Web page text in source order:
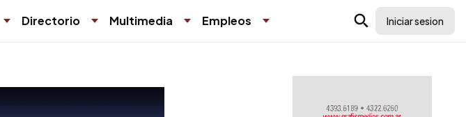
Directorio Multimedia Empleos Iniciar sesion